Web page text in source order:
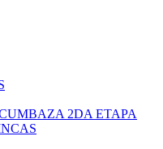
2DA ETAPA